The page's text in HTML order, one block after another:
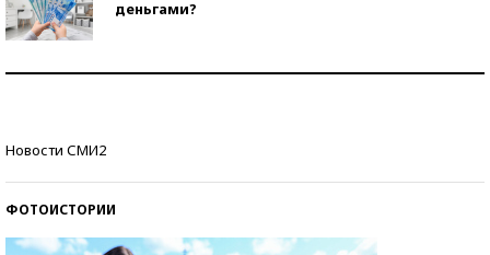
деньгами?
Новости СМИ2
ФОТОИСТОРИИ